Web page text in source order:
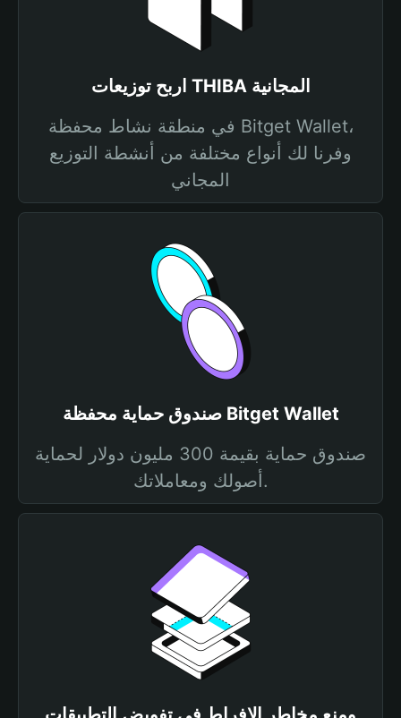
اربح توزيعات THIBA المجانية
في منطقة نشاط محفظة Bitget Wallet،
وفرنا لك أنواع مختلفة من أنشطة التوزيع
المجاني
صندوق حماية محفظة Bitget Wallet
صندوق حماية بقيمة 300 مليون دولار لحماية
أصولك ومعاملاتك.